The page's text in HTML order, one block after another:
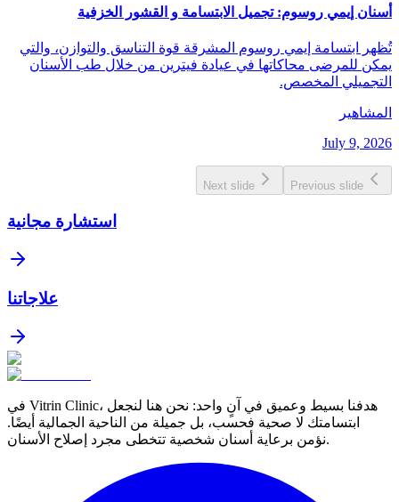
أسنان إيمي روسوم: تجميل الابتسامة و القشور الخزفية
تُظهر ابتسامة إيمي روسوم المشرقة قوة التناسق والتوازن، والتي
يمكن للمرضى محاكاتها في عيادة فيترين من خلال طب الأسنان
التجميلي المخصص.
المشاهير
July 9, 2026
Previous slide
Next slide
استشارة مجانية
علاجاتنا
في Vitrin Clinic، هدفنا بسيط وعميق في آنٍ واحد: نحن هنا لنجعل
ابتسامتك لا صحية فحسب، بل جميلة من الناحية الجمالية أيضًا.
نؤمن برعاية أسنان شخصية تتخطى مجرد إصلاح الأسنان.